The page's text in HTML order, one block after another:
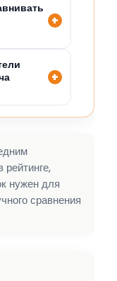
нужен для
сравнения